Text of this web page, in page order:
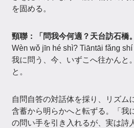
を固める。
頸聯：「問我今何適？天台訪石橋
Wèn wǒ jīn hé shì? Tiāntāi fǎng shí
我に問う、今、いずこへ往かんと
と。
自問自答の対話体を採り、リズム
含蓄から明らかへと転ずる。「我
の問い手を引き入れるが、実は詩